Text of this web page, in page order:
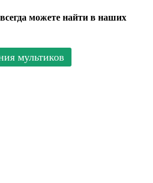
можете найти в наших
мультиков